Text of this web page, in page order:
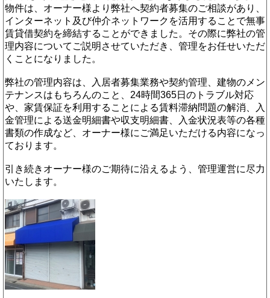
物件は、オーナー様より弊社へ契約者募集のご相談があり、
インターネット及び仲介ネットワークを活用することで無事
賃貸借契約を締結することができました。その際に弊社の管
理内容についてご説明させていただき、管理をお任せいただ
くことになりました。
弊社の管理内容は、入居者募集業務や契約管理、建物のメン
テナンスはもちろんのこと、24時間365日のトラブル対応
や、家賃保証を利用することによる賃料滞納問題の解消、入
金管理による送金明細書や収支明細書、入金状況表等の各種
書類の作成など、オーナー様にご満足いただける内容になっ
ております。
引き続きオーナー様のご期待に沿えるよう、管理運営に尽力
いたします。